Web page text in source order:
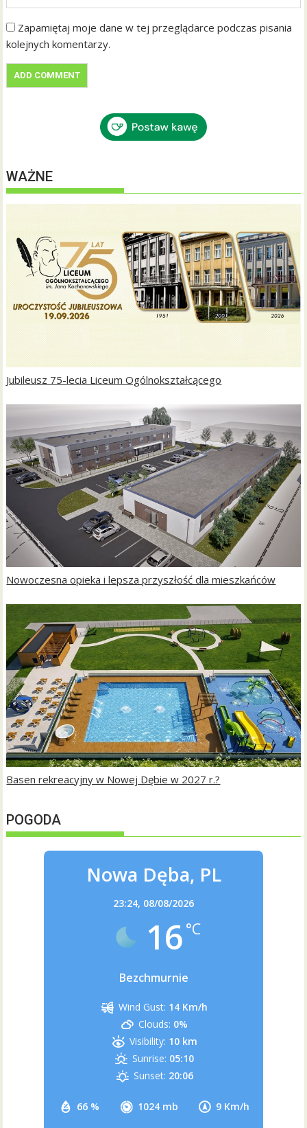
Zapamiętaj moje dane w tej przeglądarce podczas pisania
kolejnych komentarzy.
WAŻNE
Jubileusz 75-lecia Liceum Ogólnokształcącego
Nowoczesna opieka i lepsza przyszłość dla mieszkańców
Basen rekreacyjny w Nowej Dębie w 2027 r.?
POGODA
Nowa Dęba, PL
23:24, 08/08/2026
16 °C
Bezchmurnie
66 % 1024 mb 9 Km/h
Wind Gust: 14 Km/h
Clouds: 0%
Visibility: 10 km
Sunrise: 05:10
Sunset: 20:06